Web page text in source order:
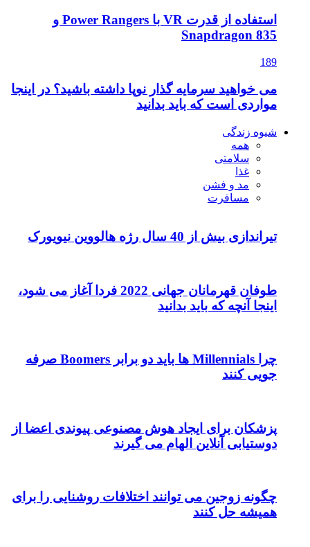
استفاده از قدرت VR با Power Rangers و
Snapdragon 835
189
می خواهید سرمایه گذار نوپا داشته باشید؟ در اینجا
مواردی است که باید بدانید
شیوه زندگی
همه
سلامتی
غذا
مد و فشن
مسافرت
تیراندازی بیش از 40 سال رژه هالووین نیویورک
طوفان قهرمانان جهانی 2022 فردا آغاز می شود،
اینجا آنچه که باید بدانید
چرا Millennials ها باید دو برابر Boomers صرفه
جویی کنند
پزشکان برای ایجاد هوش مصنوعی پیوندی اعضا از
دوستیابی آنلاین الهام می گیرند
چگونه زوجین می توانند اختلافات روشنایی را برای
همیشه حل کنند